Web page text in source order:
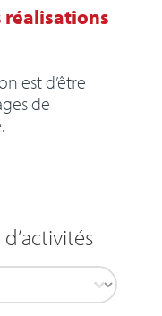
réalisations
est d’être
de